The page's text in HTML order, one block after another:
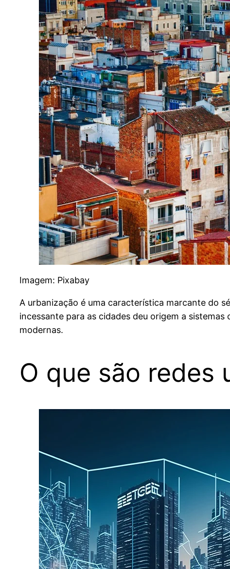
​Imagem: Pixabay​
A urbanização é uma característica marcante do
incessante para as cidades deu origem a
modernas.​
O que são redes